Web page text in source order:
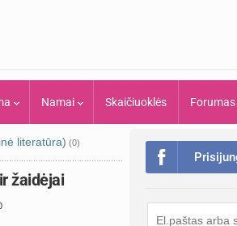
Namai Skaičiuoklės Forumas
literatūra) (0)
žaidėjai